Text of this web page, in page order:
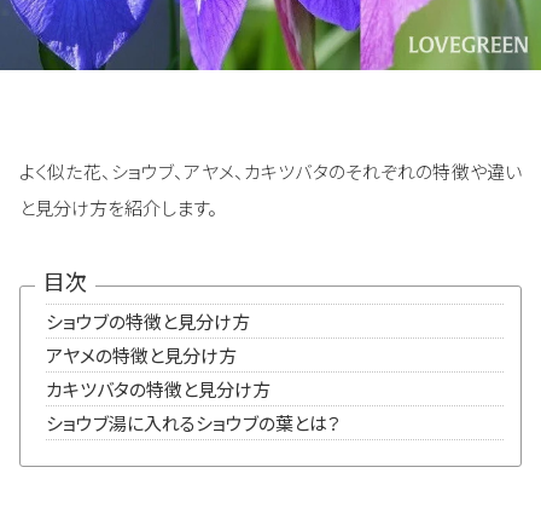
よく似た花、ショウブ、アヤメ、カキツバタのそれぞれの特徴や違い
と見分け方を紹介します。
目次
ショウブの特徴と見分け方
アヤメの特徴と見分け方
カキツバタの特徴と見分け方
ショウブ湯に入れるショウブの葉とは？